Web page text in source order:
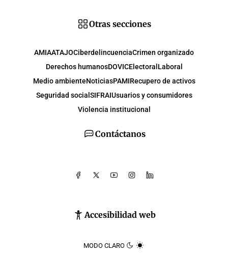
Contáctanos
Accesibilidad web
MODO CLARO
Otras secciones
AMIAATAJOCiberdelincuenciaCrimen organizado
Derechos humanosDOVICElectoral Laboral
Medio ambienteNoticiasPAMIRecupero de activos
Seguridad social SIFRAIUsuarios y consumidores
Violencia institucional